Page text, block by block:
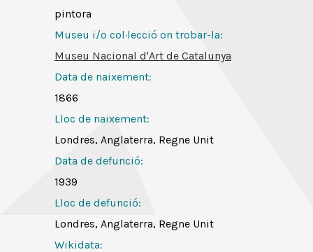
pintora
Museu i/o col·lecció on trobar-la:
Museu Nacional d'Art de Catalunya
Data de naixement:
1866
Lloc de naixement:
Londres, Anglaterra, Regne Unit
Data de defunció:
1939
Lloc de defunció:
Londres, Anglaterra, Regne Unit
Wikidata: